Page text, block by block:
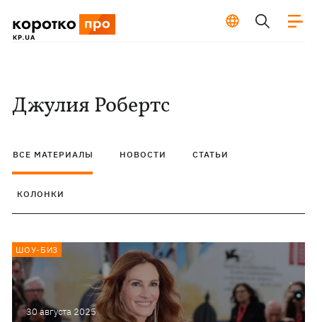
Джулия Робертс
ВСЕ МАТЕРИАЛЫ НОВОСТИ СТАТЬИ
КОЛОНКИ
30 августа 2025
ШОУ-БИЗ